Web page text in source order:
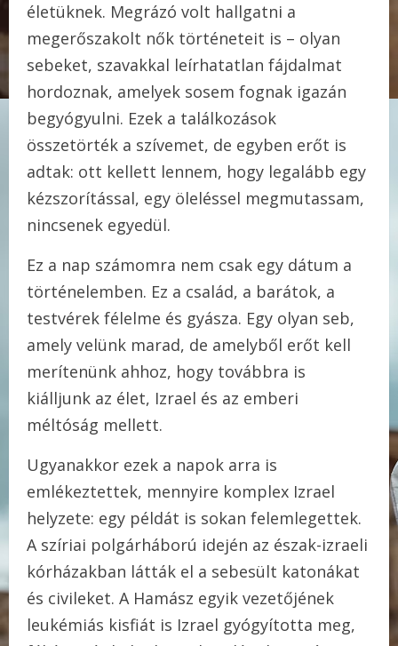
életüknek. Megrázó volt hallgatni a
megerőszakolt nők történeteit is – olyan
sebeket, szavakkal leírhatatlan fájdalmat
hordoznak, amelyek sosem fognak igazán
begyógyulni. Ezek a találkozások
összetörték a szívemet, de egyben erőt is
adtak: ott kellett lennem, hogy legalább egy
kézszorítással, egy öleléssel megmutassam,
nincsenek egyedül.
Ez a nap számomra nem csak egy dátum a
történelemben. Ez a család, a barátok, a
testvérek félelme és gyásza. Egy olyan seb,
amely velünk marad, de amelyből erőt kell
merítenünk ahhoz, hogy továbbra is
kiálljunk az élet, Izrael és az emberi
méltóság mellett.
Ugyanakkor ezek a napok arra is
emlékeztettek, mennyire komplex Izrael
helyzete: egy példát is sokan felemlegettek.
A szíriai polgárháború idején az észak-izraeli
kórházakban látták el a sebesült katonákat
és civileket. A Hamász egyik vezetőjének
leukémiás kisfiát is Izrael gyógyította meg,